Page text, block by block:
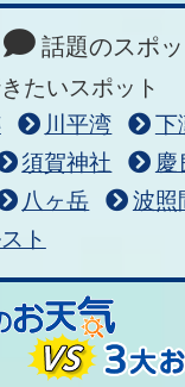
話題のスポッ
たいスポット
川平湾
下
須賀神社
慶
八ヶ岳
波照
ト